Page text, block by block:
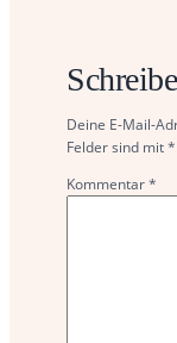
Deine E-Mail-
Felder sind mit*
Kommentar*